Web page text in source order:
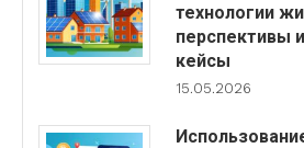
технологии
перспективы
кейсы
15.05.2026